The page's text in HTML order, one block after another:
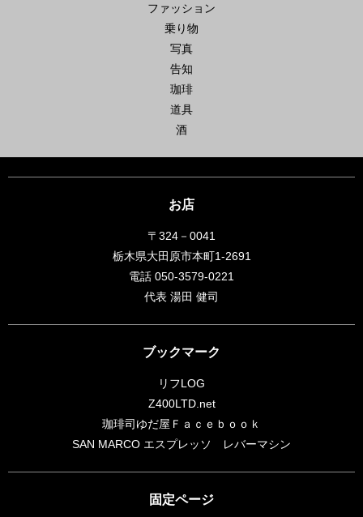
ファッション
乗り物
写真
告知
珈琲
道具
酒
お店
〒324－0041
栃木県大田原市本町1-2691
電話 050-3579-0221
代表 湯田 健司
ブックマーク
リフLOG
Z400LTD.net
珈琲司ゆだ屋Ｆａｃｅｂｏｏｋ
SAN MARCO エスプレッソ レバーマシン
固定ページ